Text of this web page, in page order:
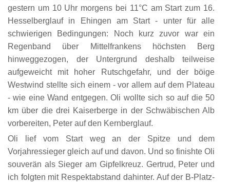
gestern um 10 Uhr morgens bei 11°C am Start zum 16.
Hesselberglauf in Ehingen am Start - unter für alle
schwierigen Bedingungen: Noch kurz zuvor war ein
Regenband über Mittelfrankens höchsten Berg
hinweggezogen, der Untergrund deshalb teilweise
aufgeweicht mit hoher Rutschgefahr, und der böige
Westwind stellte sich einem - vor allem auf dem Plateau
- wie eine Wand entgegen. Oli wollte sich so auf die 50
km über die drei Kaiserberge in der Schwäbischen Alb
vorbereiten, Peter auf den Kernberglauf.
Oli lief vom Start weg an der Spitze und dem
Vorjahressieger gleich auf und davon. Und so finishte Oli
souverän als Sieger am Gipfelkreuz. Gertrud, Peter und
ich folgten mit Respektabstand dahinter. Auf der B-Platz-